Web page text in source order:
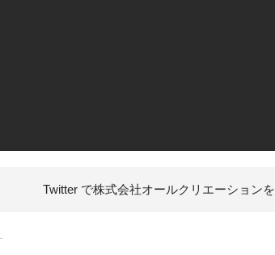
Twitter で株式会社オールクリエーションを